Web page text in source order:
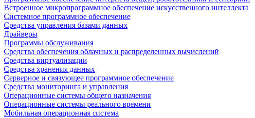
Встроенное микропрограммное обеспечение искусственного интеллекта
Системное программное обеспечение
Средства управления базами данных
Драйверы
Программы обслуживания
Средства обеспечения облачных и распределенных вычислений
Средства виртуализации
Средства хранения данных
Серверное и связующее программное обеспечение
Средства мониторинга и управления
Операционные системы общего назначения
Операционные системы реального времени
Мобильная операционная система